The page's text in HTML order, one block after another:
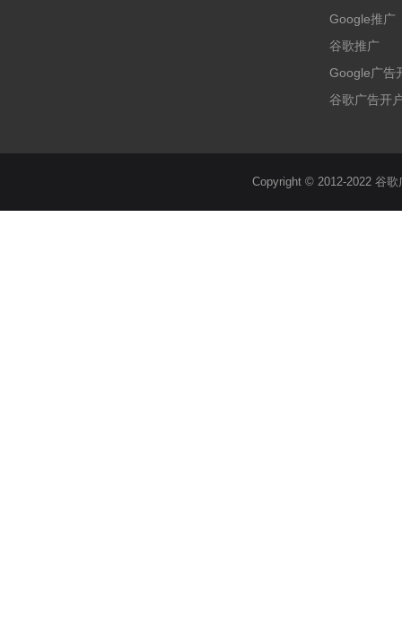
Google推广
谷歌推广
Google广告
谷歌广告开
Copyright © 2012-2022 谷